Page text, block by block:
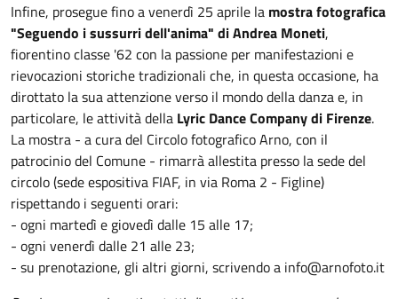
Infine, prosegue fino a venerdì 25 aprile la mostra fotografica
"Seguendo i sussurri dell'anima" di Andrea Moneti,
fiorentino classe '62 con la passione per manifestazioni e
rievocazioni storiche tradizionali che, in questa occasione, ha
dirottato la sua attenzione verso il mondo della danza e, in
particolare, le attività della Lyric Dance Company di Firenze.
La mostra - a cura del Circolo fotografico Arno, con il
patrocinio del Comune - rimarrà allestita presso la sede del
circolo (sede espositiva FIAF, in via Roma 2 - Figline)
rispettando i seguenti orari:
- ogni martedì e giovedì dalle 15 alle 17;
- ogni venerdì dalle 21 alle 23;
- su prenotazione, gli altri giorni, scrivendo a info@arnofoto.it